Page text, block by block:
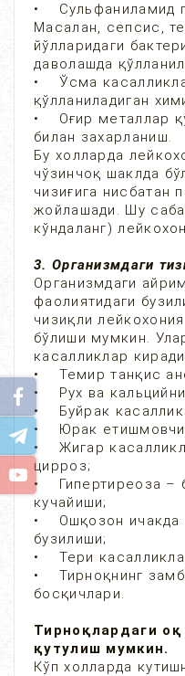
• Сульфаниламид
Масалан, сепсис,
йўлларидаги
даволашда
• Ўсма
қўлланиладиган
• Оғир металлар
билан захарланиш.
Бу холларда
чўзинчоқ шаклда
чизиғига нисбатан
жойлашади. Шу
кўндаланг)
3. Организмдаги
Организмдаги
фаолиятидаги
чизиқли
бўлиши мумкин.
касалликлар
• Темир танқис
• Рух ва
• Буйрак
• Юрак
• Жигар
цирроз;
• Гипертиреоза –
кучайиши;
• Ошқозон ичакда
бузилиши;
• Тери
• Тирноқнинг
босқичлари.
Тирноқлардаги
қутулиш мумкин.
Кўп холларда